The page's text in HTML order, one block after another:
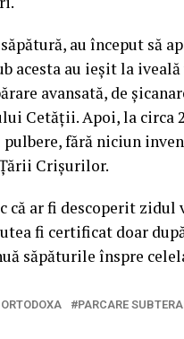
au început să
acesta au ieşit la
avansată, de
Cetăţii. Apoi, la circa
fără niciun
Crişurilor.
că ar fi descoperit
fi certificat doar
săpăturile înspre
PARCARE